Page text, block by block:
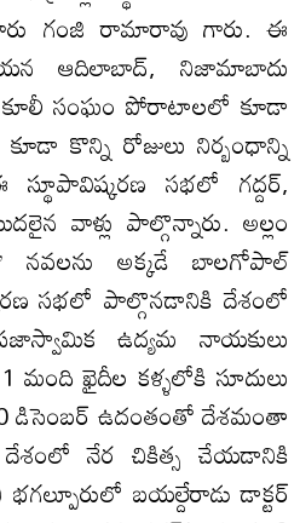
గంజి రామారావు గారు. ఈ
ఆదిలాబాద్‌, నిజామాబాదు
కూలీ సంఘం పోరాటాలలో కూడా
కొన్ని రోజులు నిర్బంధాన్ని
సభలో గద్దర్‌,
వాళ్లు పాల్గొన్నారు. అల్లం
నవలను అక్కడే బాలగోపాల్‌
సభలో పాల్గొనడానికి దేశంలో
ఉద్యమ నాయకులు
మంది ఖైదీల కళ్ళలోకి సూదులు
డిసెంబర్‌ ఉదంతంతో దేశమంతా
దేశంలో నేర చికిత్స చేయడానికి
బయల్దేరాడు డాక్టర్‌